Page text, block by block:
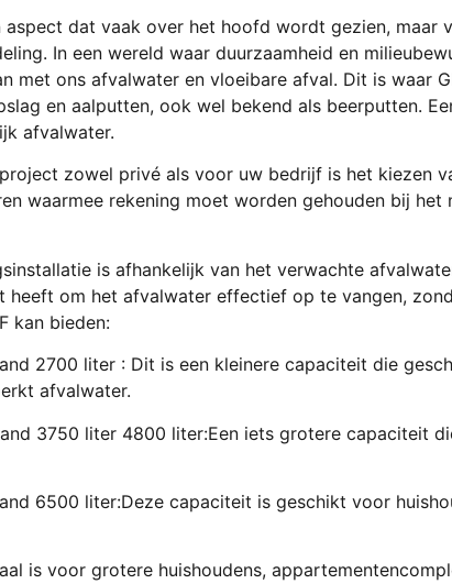
dat vaak over het hoofd wordt gezien, maar
In een wereld waar duurzaamheid en
met ons afvalwater en vloeibare afval. Dit is waar
en aalputten, ook wel bekend als beerputten.
afvalwater.
zowel privé als voor uw bedrijf is het kiezen
waarmee rekening moet worden gehouden bij het
is afhankelijk van het verwachte
om het afvalwater effectief op te vangen,
kan bieden:
2700 liter : Dit is een kleinere capaciteit die
afvalwater.
3750 liter 4800 liter:Een iets grotere capaciteit
6500 liter:Deze capaciteit is geschikt voor
is voor grotere huishoudens,